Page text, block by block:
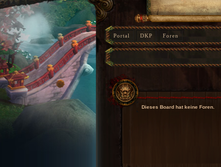
Portal DKP Foren
Dieses Board hat keine Foren.